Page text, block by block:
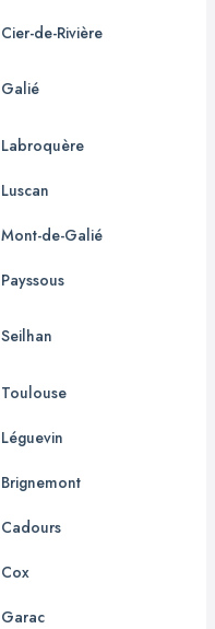
Cier-de-Rivière
Galié
Labroquère
Luscan
Mont-de-Galié
Payssous
Seilhan
Toulouse
Léguevin
Brignemont
Cadours
Cox
Garac